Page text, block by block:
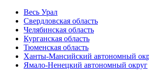
Весь Урал
Свердловская область
Челябинская область
Курганская область
Тюменская область
Ханты-Мансийский автономный
Ямало-Ненецкий автономный округ